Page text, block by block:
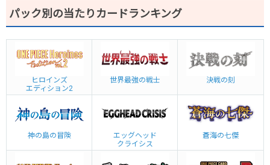
パック別の当たりカードランキング
ヒロインズ
エディション2
世界最強の戦士 決戦の刻
神の島の冒険
エッグヘッド
クライシス
蒼海の七傑